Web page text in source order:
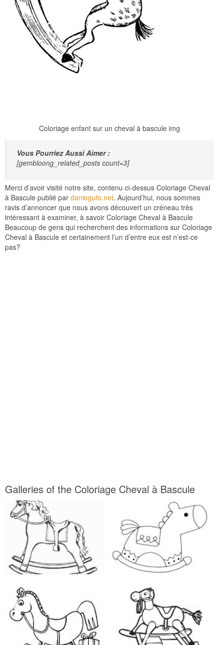
Coloriage enfant sur un cheval à bascule img
Vous Pourriez Aussi Aimer :
[gembloong_related_posts count=3]
Merci d’avoir visité notre site, contenu ci-dessus Coloriage Cheval
à Bascule publié par danieguto.net. Aujourd’hui, nous sommes
ravis d’annoncer que nous avons découvert un créneau très
intéressant à examiner, à savoir Coloriage Cheval à Bascule
Beaucoup de gens qui recherchent des informations sur Coloriage
Cheval à Bascule et certainement l’un d’entre eux est n’est-ce
pas?
Galleries of the Coloriage Cheval à Bascule